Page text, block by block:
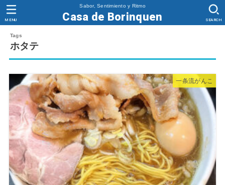
Sabor, Sentimiento y Ritmo
Casa de Borinquen SEARCH
MENU
ホタテ
一条流がんこ